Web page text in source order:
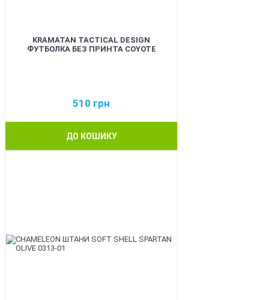
KRAMATAN TACTICAL DESIGN
ФУТБОЛКА БЕЗ ПРИНТА COYOTE
510 грн
ДО КОШИКУ